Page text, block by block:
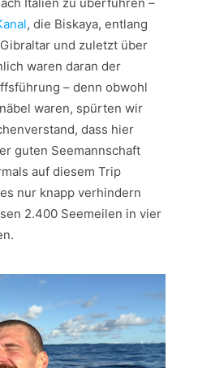
, die Biskaya, entlang
und zuletzt über
waren daran der
– denn obwohl
waren, spürten wir
dass hier
guten Seemannschaft
auf diesem Trip
nur knapp verhindern
2.400 Seemeilen in vier